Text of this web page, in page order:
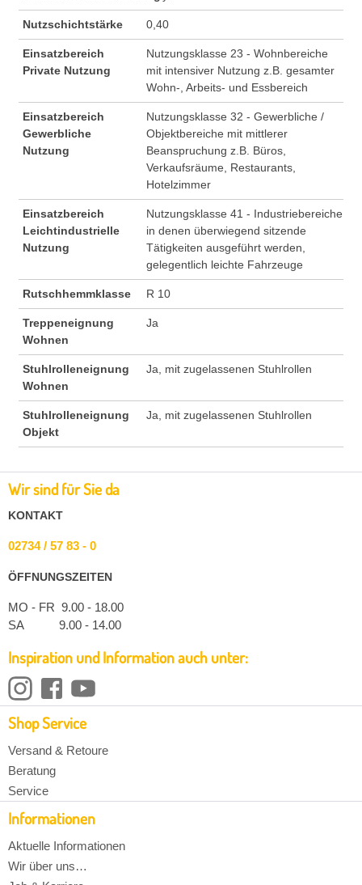
Nutzschichtstärke 0,40
Einsatzbereich
Private Nutzung
Nutzungsklasse 23 - Wohnbereiche
mit intensiver Nutzung z.B. gesamter
Wohn-, Arbeits- und Essbereich
Einsatzbereich
Gewerbliche
Nutzung
Nutzungsklasse 32 - Gewerbliche /
Objektbereiche mit mittlerer
Beanspruchung z.B. Büros,
Verkaufsräume, Restaurants,
Hotelzimmer
Einsatzbereich
Leichtindustrielle
Nutzung
Nutzungsklasse 41 - Industriebereiche
in denen überwiegend sitzende
Tätigkeiten ausgeführt werden,
gelegentlich leichte Fahrzeuge
Rutschhemmklasse R 10
Treppeneignung
Wohnen
Ja
Stuhlrolleneignung
Wohnen
Ja, mit zugelassenen Stuhlrollen
Stuhlrolleneignung
Objekt
Ja, mit zugelassenen Stuhlrollen
Wir sind für Sie da
KONTAKT
02734 / 57 83 - 0
ÖFFNUNGSZEITEN
MO - FR 9.00 - 18.00
SA 9.00 - 14.00
Inspiration und Information auch unter:
Shop Service
Versand & Retoure
Beratung
Service
Informationen
Aktuelle Informationen
Wir über uns…